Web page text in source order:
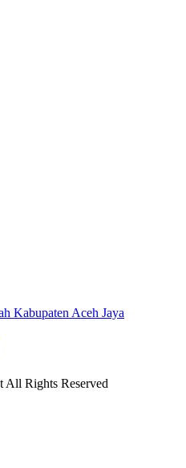
Kabupaten Aceh Jaya
All Rights Reserved